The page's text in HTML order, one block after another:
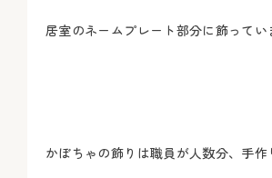
居室のネームプレート部分に飾ってい
かぼちゃの飾りは職員が人数分、手作